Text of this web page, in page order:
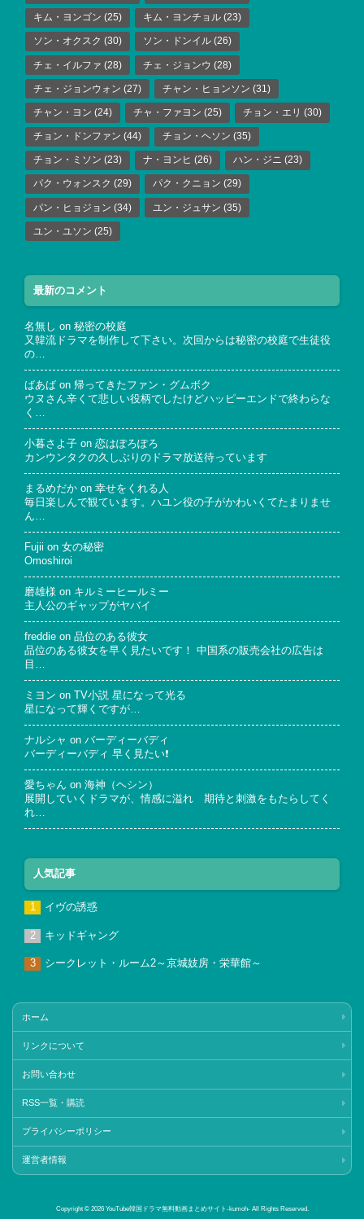
キム・ヨンゴン (25) キム・ヨンチョル (23)
ソン・オクスク (30) ソン・ドンイル (26)
チェ・イルファ (28) チェ・ジョンウ (28)
チェ・ジョンウォン (27) チャン・ヒョンソン (31)
チャン・ヨン (24) チャ・ファヨン (25) チョン・エリ (30)
チョン・ドンファン (44) チョン・ヘソン (35)
チョン・ミソン (23) ナ・ヨンヒ (26) ハン・ジニ (23)
パク・ウォンスク (29) パク・クニョン (29)
パン・ヒョジョン (34) ユン・ジュサン (35)
ユン・ユソン (25)
最新のコメント
名無し on 秘密の校庭
又韓流ドラマを制作して下さい。次回からは秘密の校庭で生徒役
の…
ばあば on 帰ってきたファン・グムボク
ウヌさん辛くて悲しい役柄でしたけどハッピーエンドで終わらな
く…
小暮さよ子 on 恋はぽろぽろ
カンウンタクの久しぶりのドラマ放送待っています
まるめだか on 幸せをくれる人
毎日楽しんで観ています。ハユン役の子がかわいくてたまりませ
ん…
Fujii on 女の秘密
Omoshiroi
磨雄様 on キルミーヒールミー
主人公のギャップがヤバイ
freddie on 品位のある彼女
品位のある彼女を早く見たいです！ 中国系の販売会社の広告は
目…
ミヨン on TV小説 星になって光る
星になって輝くですが…
ナルシャ on バーディーバディ
バーディーバディ 早く見たい❗
愛ちゃん on 海神（ヘシン）
展開していくドラマが、情感に溢れ 期待と刺激をもたらしてく
れ…
人気記事
イヴの誘惑
キッドギャング
シークレット・ルーム2～京城妓房・栄華館～
ホーム
リンクについて
お問い合わせ
RSS一覧・購読
プライバシーポリシー
運営者情報
Copyright © 2026 YouTube韓国ドラマ無料動画まとめサイト‐kumoh‐ All Rights Reserved.